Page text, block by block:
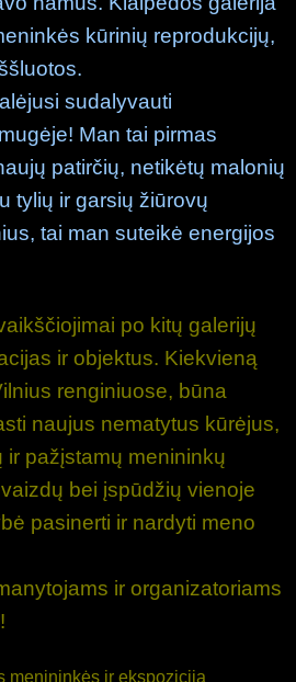
kūrinių reprodukcijų,
sudalyvauti
Man tai pirmas
patirčių, netikėtų malonių
tylių ir garsių žiūrovų
tai man suteikė energijos
po kitų galerijų
ir objektus. Kiekvieną
renginiuose, būna
naujus nematytus kūrėjus,
ir pažįstamų menininkų
bei įspūdžių vienoje
pasinerti ir nardyti meno
ir organizatoriams
menininkės ir ekspozicija